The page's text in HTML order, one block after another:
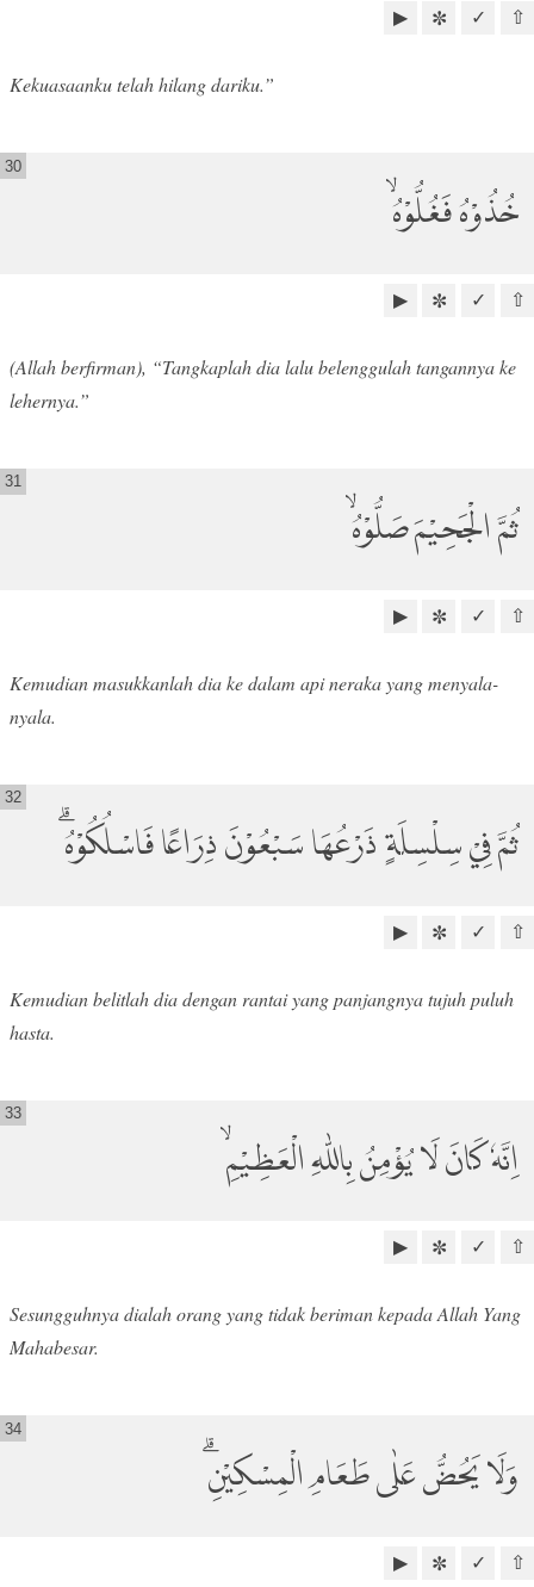
⇧
✓
✼
▶
Kekuasaanku telah hilang dariku.”
خُذُوْهُ فَغُلُّوْهُۙ
30
⇧
✓
✼
▶
(Allah berfirman), “Tangkaplah dia lalu belenggulah tangannya ke
lehernya.”
ثُمَّ الْجَحِيْمَ صَلُّوْهُۙ
31
⇧
✓
✼
▶
Kemudian masukkanlah dia ke dalam api neraka yang menyala-
nyala.
ثُمَّ فِيْ سِلْسِلَةٍ ذَرْعُهَا سَبْعُوْنَ ذِرَاعًا فَاسْلُكُوْهُۗ
32
⇧
✓
✼
▶
Kemudian belitlah dia dengan rantai yang panjangnya tujuh puluh
hasta.
اِنَّهٗ كَانَ لَا يُؤْمِنُ بِاللّٰهِ الْعَظِيْمِۙ
33
⇧
✓
✼
▶
Sesungguhnya dialah orang yang tidak beriman kepada Allah Yang
Mahabesar.
وَلَا يَحُضُّ عَلٰى طَعَامِ الْمِسْكِيْنِۗ
34
⇧
✓
✼
▶